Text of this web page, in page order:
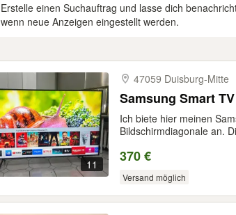
Erstelle einen Suchauftrag und lasse dich
wenn neue Anzeigen eingestellt werden.
11
47059 Duisburg-​Mitte
Samsung Smart
Ich biete hier meinen
Bildschirmdiagonale an.
370 €
Versand möglich